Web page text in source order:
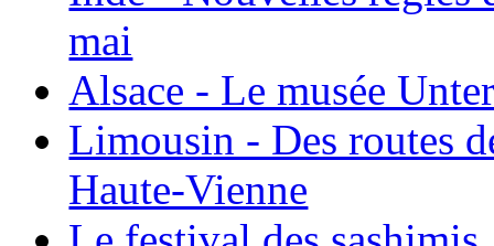
mai
Alsace - Le musée
Limousin - Des routes
Haute-Vienne